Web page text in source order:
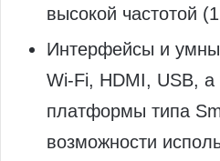
высокой частотой
Интерфейсы и
Wi-Fi, HDMI, USB,
платформы типа
возможности